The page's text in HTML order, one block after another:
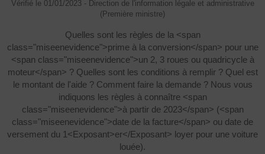
Vérifié le 01/01/2023 - Direction de l'information légale et administrative
(Première ministre)
Quelles sont les règles de la <span
class="miseenevidence">prime à la conversion</span> pour une
<span class="miseenevidence">un 2, 3 roues ou quadricycle à
moteur</span> ? Quelles sont les conditions à remplir ? Quel est
le montant de l'aide ? Comment faire la demande ? Nous vous
indiquons les règles à connaître <span
class="miseenevidence">à partir de 2023</span> (<span
class="miseenevidence">date de la facture</span> ou date de
versement du 1<Exposant>er</Exposant> loyer pour une voiture
louée).